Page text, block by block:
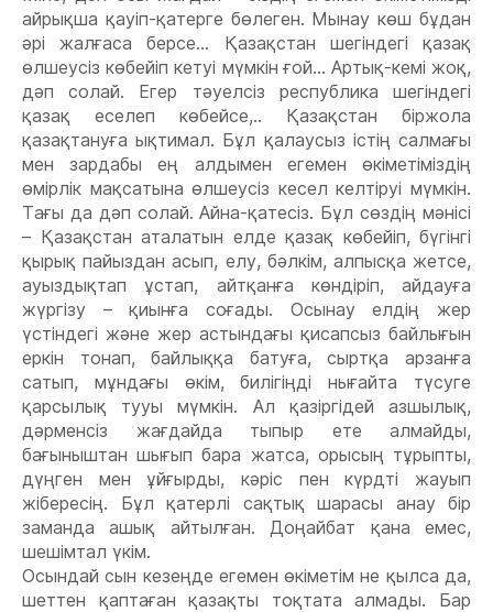
айрықша қауіп-қатерге бөлеген. Мынау көш бұдан
əрі жалғаса берсе... Қазақстан шегіндегі қазақ
өлшеусіз көбейіп кетуі мүмкін ғой... Артық-кемі жоқ,
дəп солай. Егер тəуелсіз республика шегіндегі
қазақ еселеп көбейсе,.. Қазақстан біржола
қазақтануға ықтимал. Бұл қалаусыз істің салмағы
мен зардабы ең алдымен егемен өкіметіміздің
өмірлік мақсатына өлшеусіз кесел келтіруі мүмкін.
Тағы да дəп солай. Айна-қатесіз. Бұл сөздің мəнісі
– Қазақстан аталатын елде қазақ көбейіп, бүгінгі
қырық пайыздан асып, елу, бəлкім, алпысқа жетсе,
ауыздықтап ұстап, айтқанға көндіріп, айдауға
жүргізу – қиынға соғады. Осынау елдің жер
үстіндегі жəне жер астындағы қисапсыз байлығын
еркін тонап, байлыққа батуға, сыртқа арзанға
сатып, мұндағы өкім, билігіңді нығайта түсуге
қарсылық тууы мүмкін. Ал қазіргідей азшылық,
дəрменсіз жағдайда тыпыр ете алмайды,
бағыныштан шығып бара жатса, орысың тұрыпты,
дүңген мен ұйғырды, кəріс пен күрдті жауып
жібересің. Бұл қатерлі сақтық шарасы анау бір
заманда ашық айтылған. Доңайбат қана емес,
шешімтал үкім.
Осындай сын кезеңде егемен өкіметім не қылса да,
шеттен қаптаған қазақты тоқтата алмады. Бар